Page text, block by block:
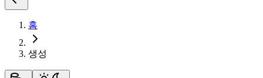
홈
생성